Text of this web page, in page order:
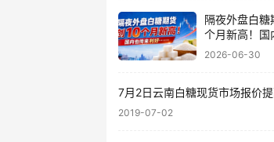
隔夜外盘白糖
个月新高！国
好……
2026-06-30
7月2日云南白糖现货市场报价
2019-07-02